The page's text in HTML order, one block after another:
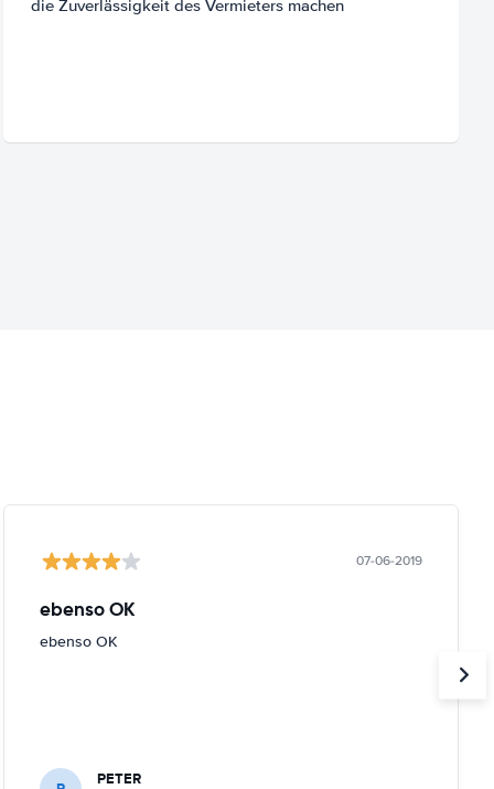
die Zuverlässigkeit des Vermieters machen
07-06-2019
ebenso OK
ebenso OK
PETER